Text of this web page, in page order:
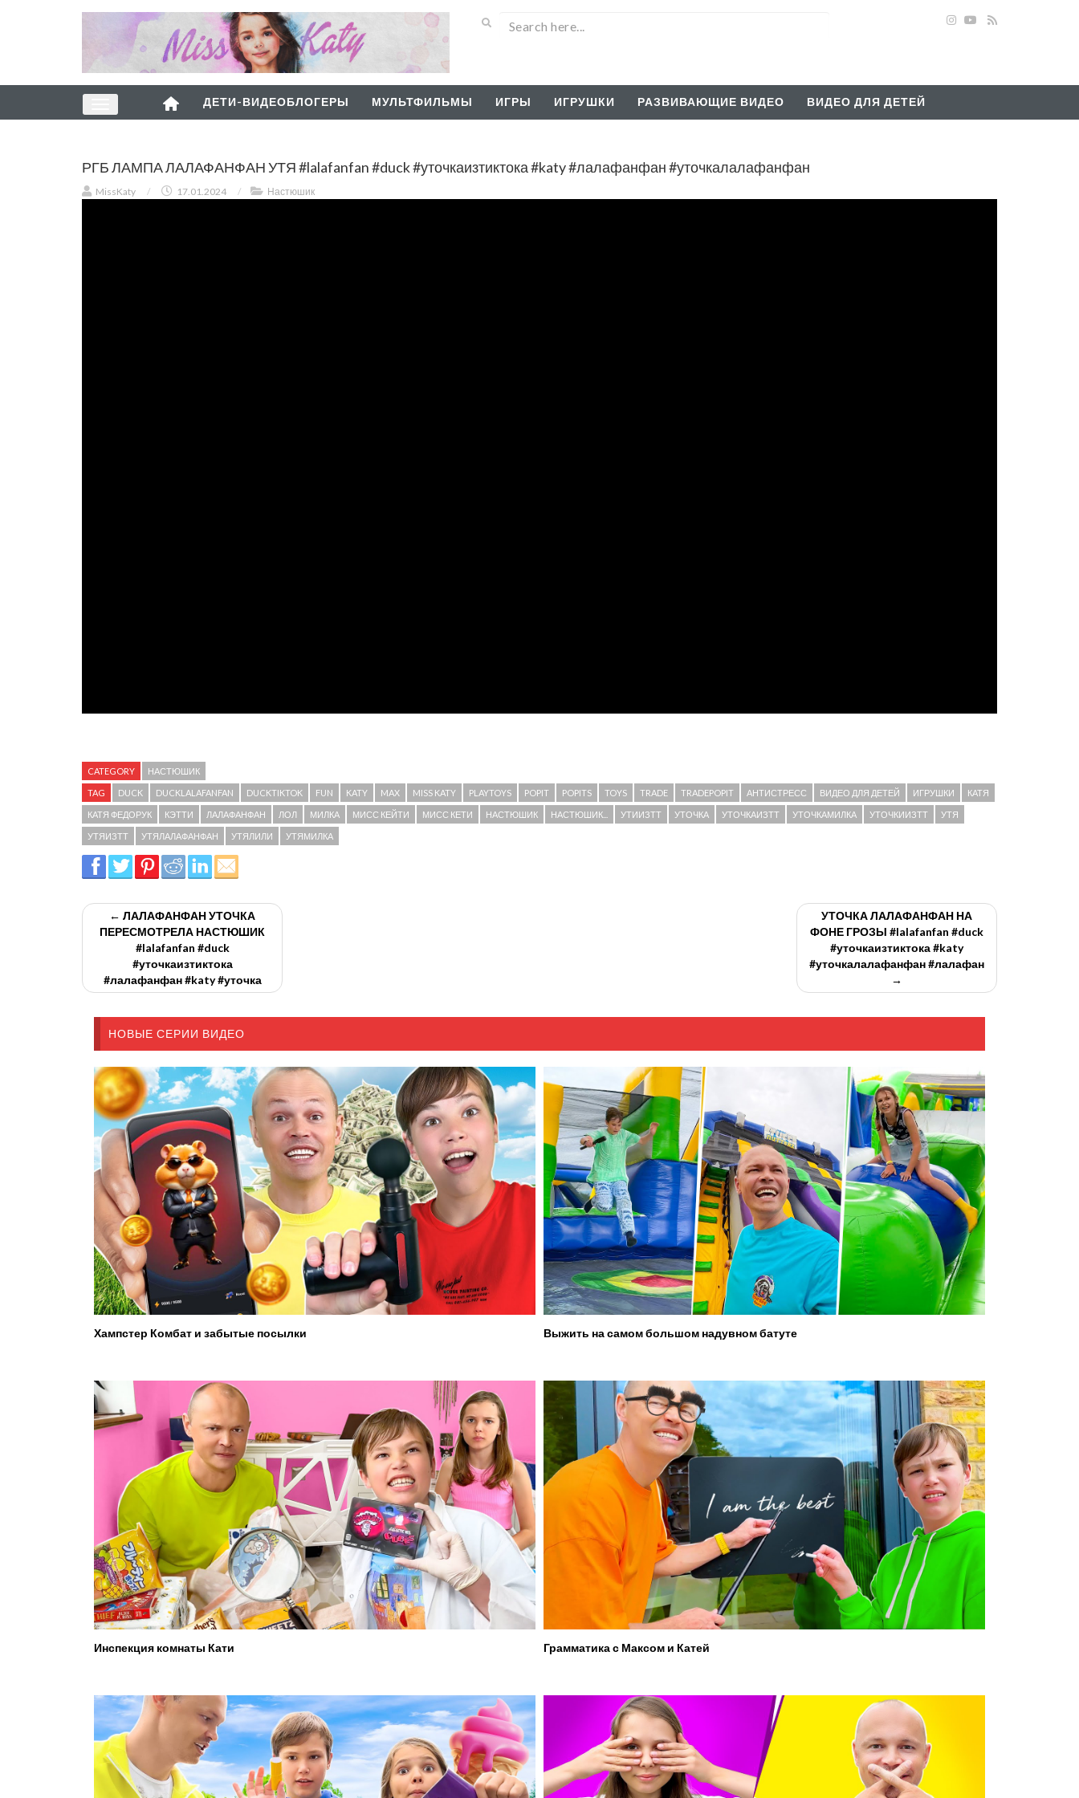
ДЕТИ-ВИДЕОБЛОГЕРЫ МУЛЬТФИЛЬМЫ ИГРЫ ИГРУШКИ РАЗВИВАЮЩИЕ ВИДЕО ВИДЕО ДЛЯ ДЕТЕЙ
РГБ ЛАМПА ЛАЛАФАНФАН УТЯ #lalafanfan #duck #уточкаизтиктока #katy #лалафанфан #уточкалалафанфан
MissKaty / 17.01.2024 / Настюшик
CATEGORY НАСТЮШИК
TAG DUCK DUCKLALAFANFAN DUCKTIKTOK FUN KATY MAX MISS KATY PLAYTOYS POPIT POPITS TOYS TRADE TRADEPOPIT АНТИСТРЕСС ВИДЕО ДЛЯ ДЕТЕЙ ИГРУШКИ КАТЯ
КАТЯ ФЕДОРУК КЭТТИ ЛАЛАФАНФАН ЛОЛ МИЛКА МИСС КЕЙТИ МИСС КЕТИ НАСТЮШИК НАСТЮШИК... УТИИЗТТ УТОЧКА УТОЧКАИЗТТ УТОЧКАМИЛКА УТОЧКИИЗТТ УТЯ
УТЯИЗТТ УТЯЛАЛАФАНФАН УТЯЛИЛИ УТЯМИЛКА
← ЛАЛАФАНФАН УТОЧКА
ПЕРЕСМОТРЕЛА НАСТЮШИК
#lalafanfan #duck
#уточкаизтиктока
#лалафанфан #katy #уточка
УТОЧКА ЛАЛАФАНФАН НА
ФОНЕ ГРОЗЫ #lalafanfan #duck
#уточкаизтиктока #katy
#уточкалалафанфан #лалафан
→
НОВЫЕ СЕРИИ ВИДЕО
Хампстер Комбат и забытые посылки Выжить на самом большом надувном батуте
Инспекция комнаты Кати Грамматика с Максом и Катей